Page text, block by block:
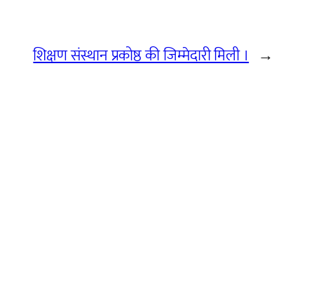
शिक्षण संस्थान प्रकोष्ठ की जिम्मेदारी मिली । →